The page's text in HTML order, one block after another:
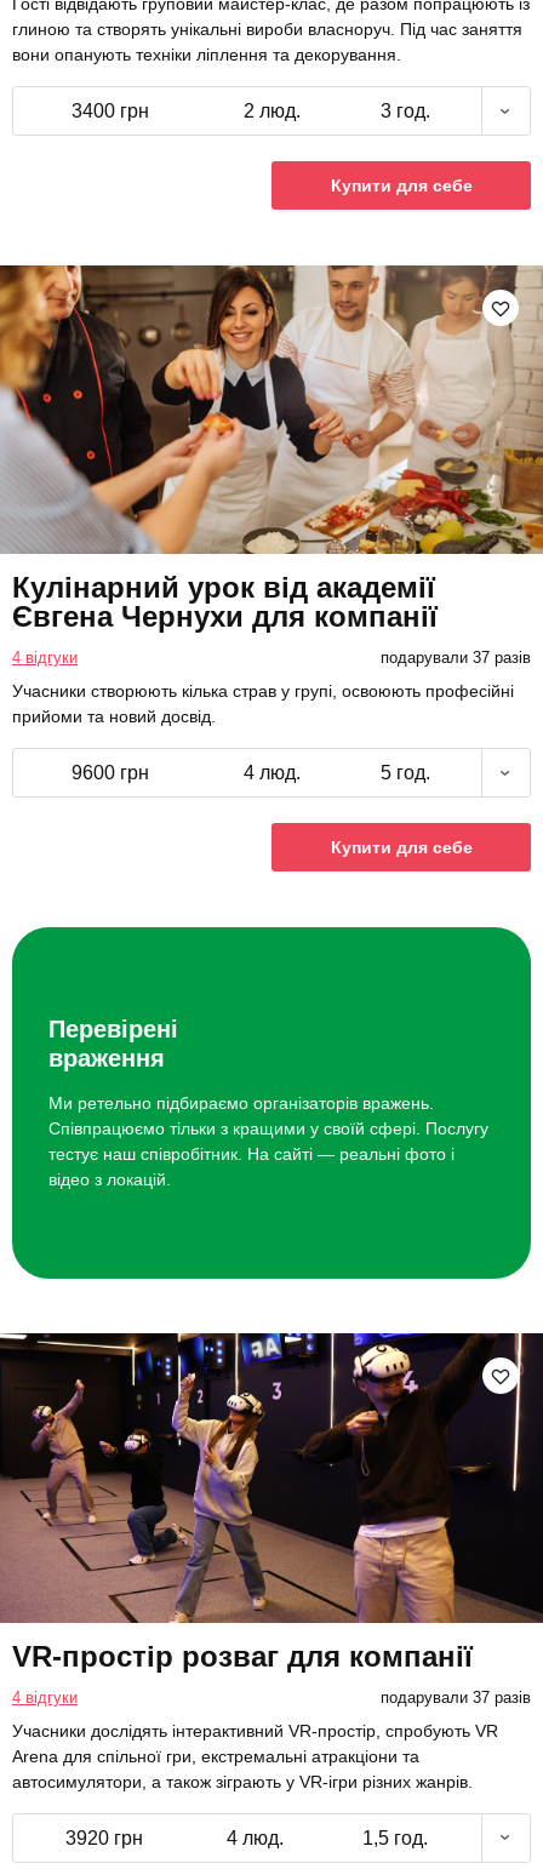
глиною та створять унікальні вироби власноруч. Під час заняття
вони опанують техніки ліплення та декорування.
3400 грн 2 люд. 3 год.
Купити для себе
Кулінарний урок від академії
Євгена Чернухи для компанії
4 відгуки подарували 37 разів
Учасники створюють кілька страв у групі, освоюють професійні
прийоми та новий досвід.
9600 грн 4 люд. 5 год.
Купити для себе
Перевірені
враження
Ми ретельно підбираємо організаторів вражень.
Співпрацюємо тільки з кращими у своїй сфері. Послугу
тестує наш співробітник. На сайті — реальні фото і
відео з локацій.
VR-простір розваг для компанії
4 відгуки подарували 37 разів
Учасники дослідять інтерактивний VR-простір, спробують VR
Arena для спільної гри, екстремальні атракціони та
автосимулятори, а також зіграють у VR-ігри різних жанрів.
3920 грн 4 люд. 1,5 год.